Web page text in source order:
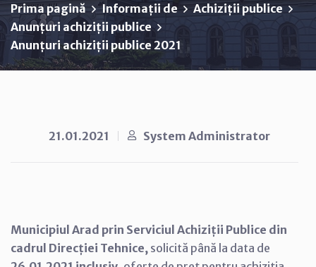
Prima pagină Informații de
Achiziții publice
Anunțuri achiziții publice
Anunțuri achiziții publice 2021
21.01.2021 System Administrator
Municipiul Arad prin Serviciul Achiziții Publice din
cadrul Direcției Tehnice, solicită până la data de